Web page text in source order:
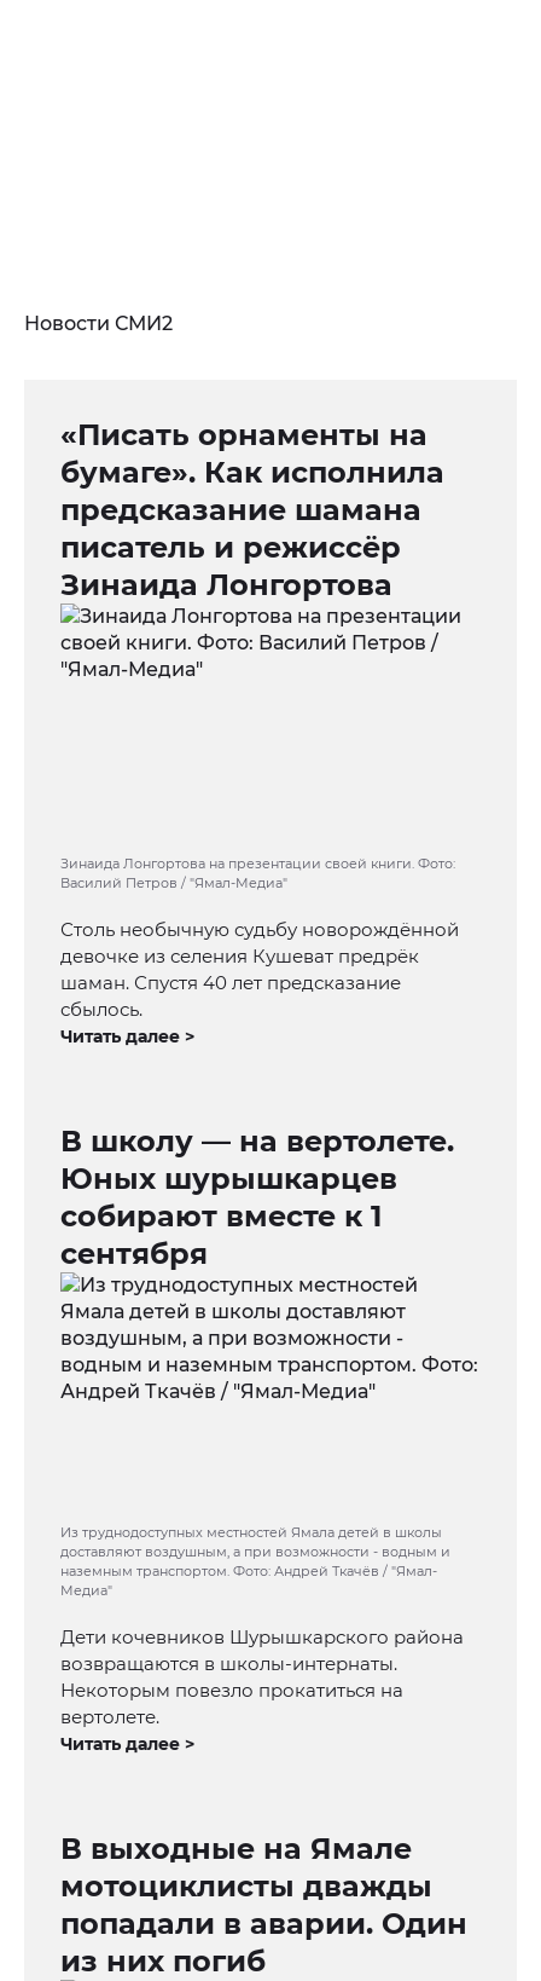
Новости СМИ2
«Писать орнаменты на
бумаге». Как исполнила
предсказание шамана
писатель и режиссёр
Зинаида Лонгортова
Зинаида Лонгортова на презентации своей книги. Фото:
Василий Петров / "Ямал-Медиа"
Столь необычную судьбу новорождённой
девочке из селения Кушеват предрёк
шаман. Спустя 40 лет предсказание
сбылось.
Читать далее >
В школу — на вертолете.
Юных шурышкарцев
собирают вместе к 1
сентября
Из труднодоступных местностей Ямала детей в школы
доставляют воздушным, а при возможности - водным и
наземным транспортом. Фото: Андрей Ткачёв / "Ямал-
Медиа"
Дети кочевников Шурышкарского района
возвращаются в школы-интернаты.
Некоторым повезло прокатиться на
вертолете.
Читать далее >
В выходные на Ямале
мотоциклисты дважды
попадали в аварии. Один
из них погиб